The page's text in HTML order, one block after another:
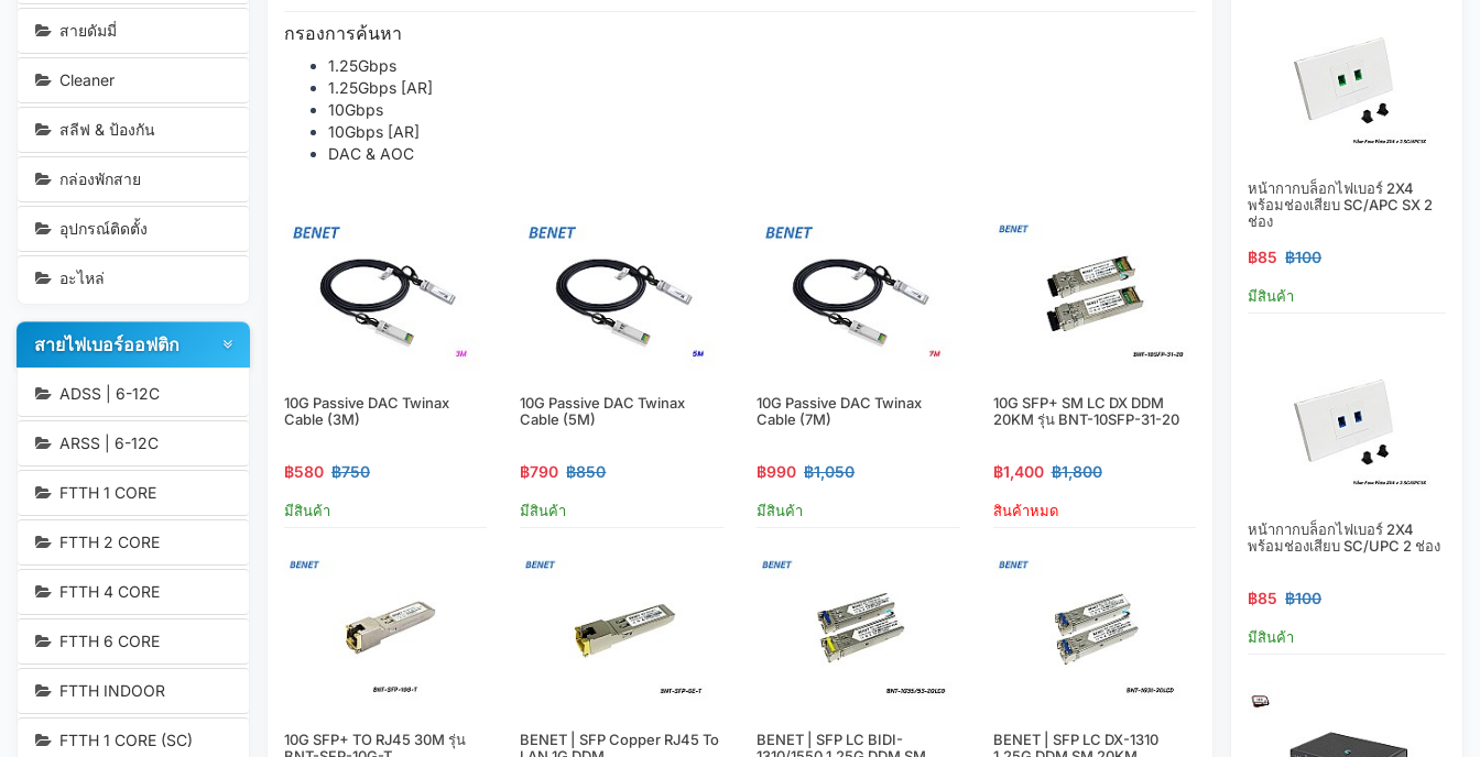
สายดัมมี่
Cleaner
สลีฟ & ป้องกัน
กล่องพักสาย
อุปกรณ์ติดตั้ง
อะไหล่
สายไฟเบอร์ออฟติก
ADSS | 6-12C
ARSS | 6-12C
FTTH 1 CORE
FTTH 2 CORE
FTTH 4 CORE
FTTH 6 CORE
FTTH INDOOR
FTTH 1 CORE (SC)
กรองการค้นหา
1.25Gbps
1.25Gbps [AR]
10Gbps
10Gbps [AR]
DAC & AOC
10G Passive DAC Twinax
Cable (3M)
฿580 ฿750
มีสินค้า
10G Passive DAC Twinax
Cable (5M)
฿790 ฿850
มีสินค้า
10G Passive DAC Twinax
Cable (7M)
฿990 ฿1,050
มีสินค้า
10G SFP+ SM LC DX DDM
20KM รุ่น BNT-10SFP-31-20
฿1,400 ฿1,800
สินค้าหมด
10G SFP+ TO RJ45 30M รุ่น
BENET | SFP Copper RJ45 To
BENET | SFP LC BIDI-
BENET | SFP LC DX-1310
หน้ากากบล็อกไฟเบอร์ 2X4
พร้อมช่องเสียบ SC/APC SX 2
ช่อง
฿85 ฿100
มีสินค้า
หน้ากากบล็อกไฟเบอร์ 2X4
พร้อมช่องเสียบ SC/UPC 2 ช่อง
฿85 ฿100
มีสินค้า